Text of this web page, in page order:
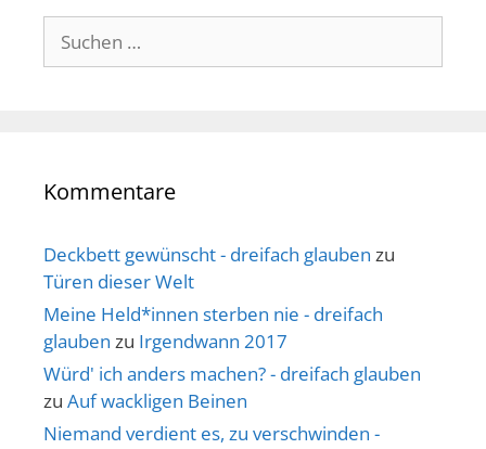
Suche
nach:
Kommentare
Deckbett gewünscht - dreifach glauben zu
Türen dieser Welt
Meine Held*innen sterben nie - dreifach
glauben zu Irgendwann 2017
Würd' ich anders machen? - dreifach glauben
zu Auf wackligen Beinen
Niemand verdient es, zu verschwinden -